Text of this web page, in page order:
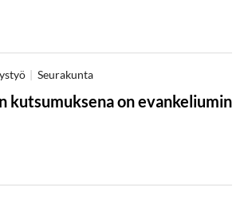
Seurakunta
kutsumuksena on evankeliumin